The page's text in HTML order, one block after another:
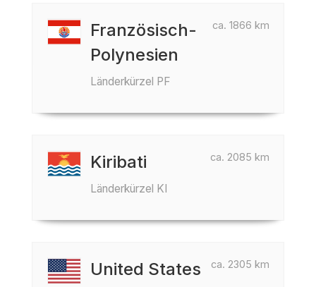
ca. 1866 km
Französisch-
Polynesien
Länderkürzel PF
ca. 2085 km
Kiribati
Länderkürzel KI
ca. 2305 km
United States